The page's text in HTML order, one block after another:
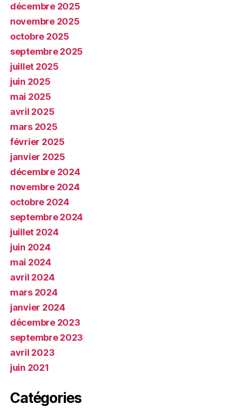
décembre 2025
novembre 2025
octobre 2025
septembre 2025
juillet 2025
juin 2025
mai 2025
avril 2025
mars 2025
février 2025
janvier 2025
décembre 2024
novembre 2024
octobre 2024
septembre 2024
juillet 2024
juin 2024
mai 2024
avril 2024
mars 2024
janvier 2024
décembre 2023
septembre 2023
avril 2023
juin 2021
Catégories